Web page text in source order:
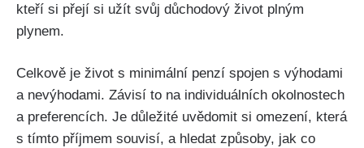
kteří si přejí si užít svůj důchodový život plným
plynem.
Celkově je život s minimální penzí spojen s výhodami
a nevýhodami. Závisí to na individuálních okolnostech
a preferencích. Je důležité uvědomit si omezení, která
s tímto příjmem souvisí, a hledat způsoby, jak co